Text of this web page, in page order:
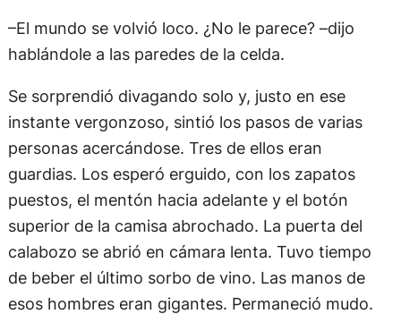
–El mundo se volvió loco. ¿No le parece? –dijo
hablándole a las paredes de la celda.
Se sorprendió divagando solo y, justo en ese
instante vergonzoso, sintió los pasos de varias
personas acercándose. Tres de ellos eran
guardias. Los esperó erguido, con los zapatos
puestos, el mentón hacia adelante y el botón
superior de la camisa abrochado. La puerta del
calabozo se abrió en cámara lenta. Tuvo tiempo
de beber el último sorbo de vino. Las manos de
esos hombres eran gigantes. Permaneció mudo.